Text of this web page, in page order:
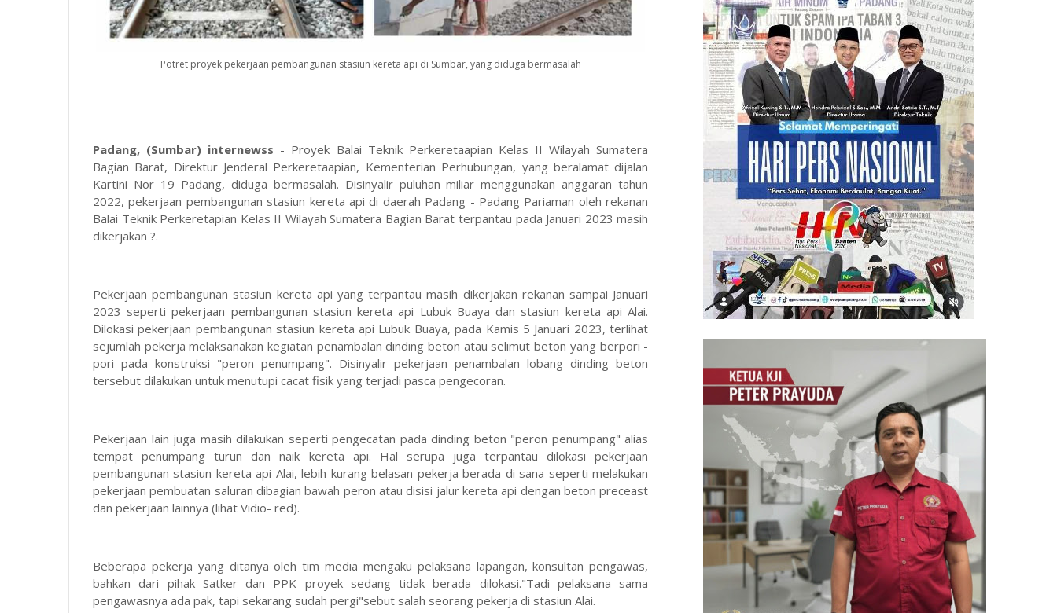
Potret proyek pekerjaan pembangunan stasiun kereta api di Sumbar, yang diduga bermasalah
Padang, (Sumbar) internewss - Proyek Balai Teknik Perkeretaapian Kelas II Wilayah Sumatera
Bagian Barat, Direktur Jenderal Perkeretaapian, Kementerian Perhubungan, yang beralamat dijalan
Kartini Nor 19 Padang, diduga bermasalah. Disinyalir puluhan miliar menggunakan anggaran tahun
2022, pekerjaan pembangunan stasiun kereta api di daerah Padang - Padang Pariaman oleh rekanan
Balai Teknik Perkeretapian Kelas II Wilayah Sumatera Bagian Barat terpantau pada Januari 2023 masih
dikerjakan ?.
Pekerjaan pembangunan stasiun kereta api yang terpantau masih dikerjakan rekanan sampai Januari
2023 seperti pekerjaan pembangunan stasiun kereta api Lubuk Buaya dan stasiun kereta api Alai.
Dilokasi pekerjaan pembangunan stasiun kereta api Lubuk Buaya, pada Kamis 5 Januari 2023, terlihat
sejumlah pekerja melaksanakan kegiatan penambalan dinding beton atau selimut beton yang berpori -
pori pada konstruksi "peron penumpang". Disinyalir pekerjaan penambalan lobang dinding beton
tersebut dilakukan untuk menutupi cacat fisik yang terjadi pasca pengecoran.
Pekerjaan lain juga masih dilakukan seperti pengecatan pada dinding beton "peron penumpang" alias
tempat penumpang turun dan naik kereta api. Hal serupa juga terpantau dilokasi pekerjaan
pembangunan stasiun kereta api Alai, lebih kurang belasan pekerja berada di sana seperti melakukan
pekerjaan pembuatan saluran dibagian bawah peron atau disisi jalur kereta api dengan beton preceast
dan pekerjaan lainnya (lihat Vidio- red).
Beberapa pekerja yang ditanya oleh tim media mengaku pelaksana lapangan, konsultan pengawas,
bahkan dari pihak Satker dan PPK proyek sedang tidak berada dilokasi."Tadi pelaksana sama
pengawasnya ada pak, tapi sekarang sudah pergi"sebut salah seorang pekerja di stasiun Alai.